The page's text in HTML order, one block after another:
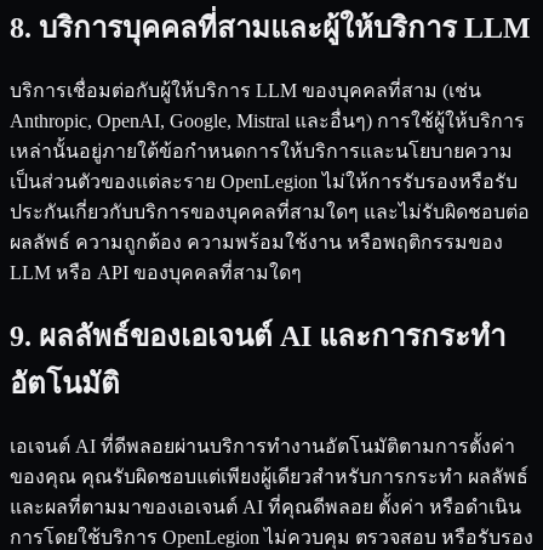
8. บริการบุคคลที่สามและผู้ให้บริการ LLM
บริการเชื่อมต่อกับผู้ให้บริการ LLM ของบุคคลที่สาม (เช่น
Anthropic, OpenAI, Google, Mistral และอื่นๆ) การใช้ผู้ให้บริการ
เหล่านั้นอยู่ภายใต้ข้อกำหนดการให้บริการและนโยบายความ
เป็นส่วนตัวของแต่ละราย OpenLegion ไม่ให้การรับรองหรือรับ
ประกันเกี่ยวกับบริการของบุคคลที่สามใดๆ และไม่รับผิดชอบต่อ
ผลลัพธ์ ความถูกต้อง ความพร้อมใช้งาน หรือพฤติกรรมของ
LLM หรือ API ของบุคคลที่สามใดๆ
9. ผลลัพธ์ของเอเจนต์ AI และการกระทำ
อัตโนมัติ
เอเจนต์ AI ที่ดีพลอยผ่านบริการทำงานอัตโนมัติตามการตั้งค่า
ของคุณ คุณรับผิดชอบแต่เพียงผู้เดียวสำหรับการกระทำ ผลลัพธ์
และผลที่ตามมาของเอเจนต์ AI ที่คุณดีพลอย ตั้งค่า หรือดำเนิน
การโดยใช้บริการ OpenLegion ไม่ควบคุม ตรวจสอบ หรือรับรอง